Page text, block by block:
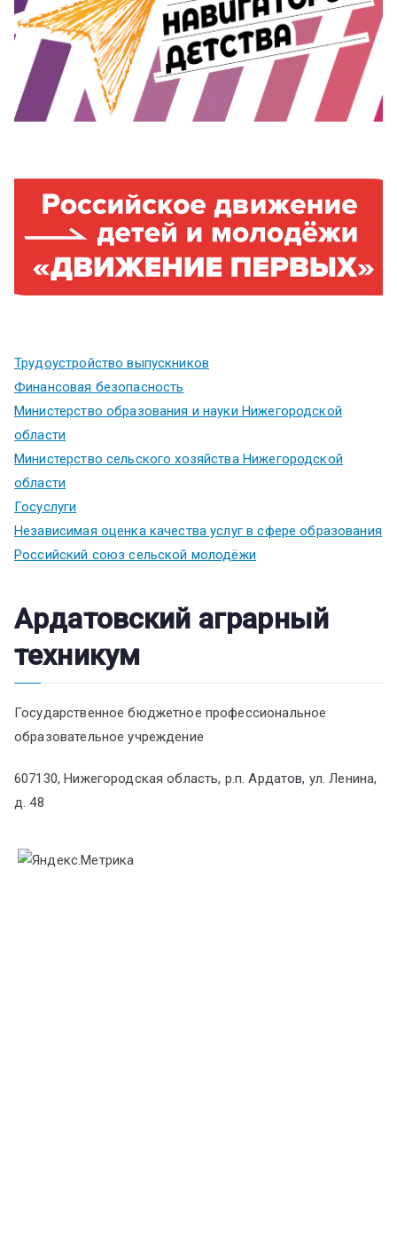
Трудоустройство выпускников
Финансовая безопасность
Министерство образования и науки Нижегородской
области
Министерство сельского хозяйства Нижегородской
области
Госуслуги
Независимая оценка качества услуг в сфере образования
Российский союз сельской молодёжи
Ардатовский аграрный
техникум
Государственное бюджетное профессиональное
образовательное учреждение
607130, Нижегородская область, р.п. Ардатов, ул. Ленина,
д. 48